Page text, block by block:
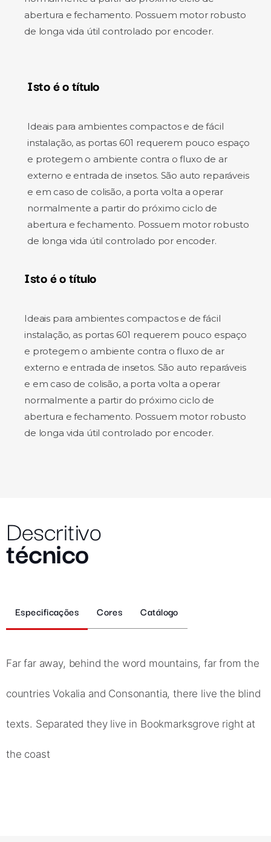
abertura e fechamento. Possuem motor robusto
de longa vida útil controlado por encoder.
Isto é o título
Ideais para ambientes compactos e de fácil
instalação, as portas 601 requerem pouco espaço
e protegem o ambiente contra o fluxo de ar
externo e entrada de insetos. São auto reparáveis
e em caso de colisão, a porta volta a operar
normalmente a partir do próximo ciclo de
abertura e fechamento. Possuem motor robusto
de longa vida útil controlado por encoder.
Isto é o título
Ideais para ambientes compactos e de fácil
instalação, as portas 601 requerem pouco espaço
e protegem o ambiente contra o fluxo de ar
externo e entrada de insetos. São auto reparáveis
e em caso de colisão, a porta volta a operar
normalmente a partir do próximo ciclo de
abertura e fechamento. Possuem motor robusto
de longa vida útil controlado por encoder.
Descritivo
técnico
Especificações Cores Catálogo
Far far away, behind the word mountains, far from the
countries Vokalia and Consonantia, there live the blind
texts. Separated they live in Bookmarksgrove right at
the coast